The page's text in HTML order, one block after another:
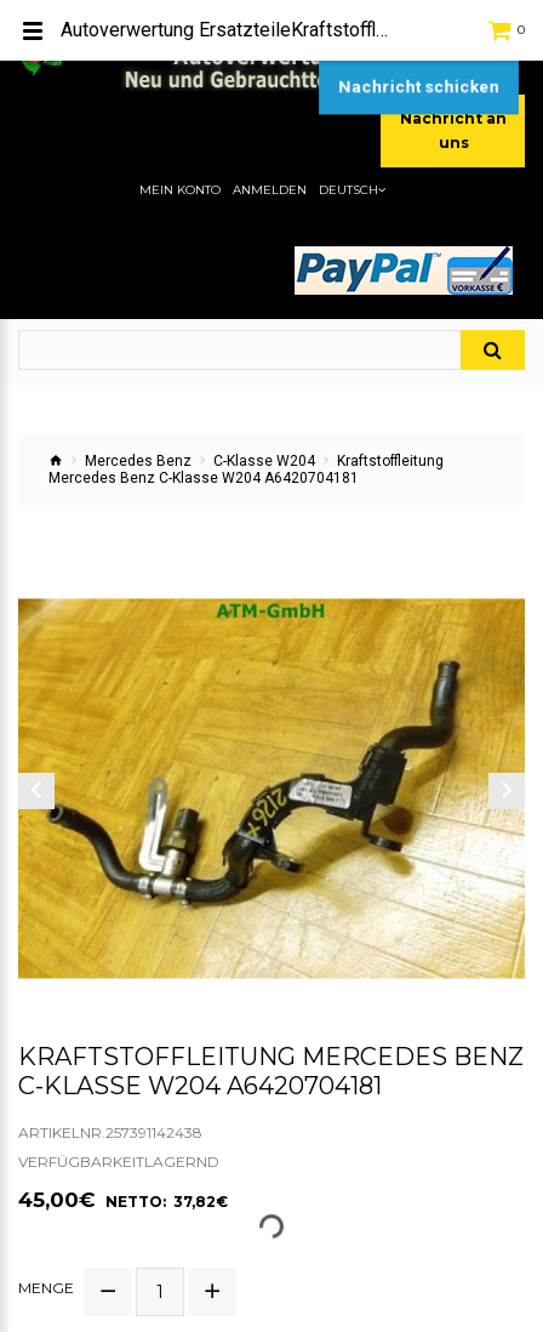
[+49] (0) 2232-5205
[+49] (0) 177 / 4080033
Nachricht an
uns
0
MEIN KONTO ANMELDEN DEUTSCH
Mercedes Benz C-Klasse W204
Kraftstoffleitung
Mercedes Benz C-Klasse W204 A6420704181
KRAFTSTOFFLEITUNG MERCEDES BENZ
C-KLASSE W204 A6420704181
ARTIKELNR.257391142438
VERFÜGBARKEITLAGERND
45,00€ NETTO: 37,82€
MENGE
Autoverwertung ErsatzteileKraftstoffleitung Mercedes Benz C-Klasse W204 A6420704181Hier gibt es viele Autoersatzteile, günstigen Preise, gute Qualität
Nachricht schicken